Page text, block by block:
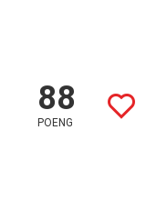
88
POENG